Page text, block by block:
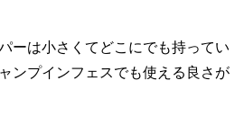
ーは小さくてどこにでも持ってい
ンプインフェスでも使える良さが